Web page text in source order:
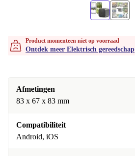
Product momenteen niet op voorraad
Ontdek meer Elektrisch gereedschap
Afmetingen
83 x 67 x 83 mm
Compatibiliteit
Android, iOS